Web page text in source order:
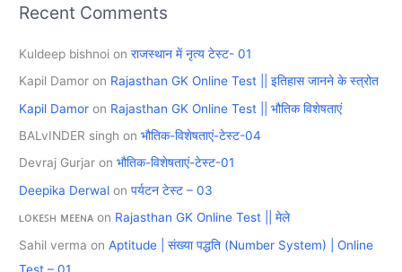
Recent Comments
Kuldeep bishnoi onराजस्थान में नृत्य टेस्ट- 01
Kapil Damor on Rajasthan GK Online Test || इतिहास जानने के स्त्रोत
Kapil Damor on Rajasthan GK Online Test || भौतिक विशेषताएं
BALvINDER singh onभौतिक-विशेषताएं-टेस्ट-04
Devraj Gurjar onभौतिक-विशेषताएं-टेस्ट-01
Deepika Derwal onपर्यटन टेस्ट – 03
ʟᴏᴋᴇꜱʜ ᴍᴇᴇɴᴀ on Rajasthan GK Online Test || मेले
Sahil verma onAptitude | संख्या पद्धति (Number System) | Online
Test – 01